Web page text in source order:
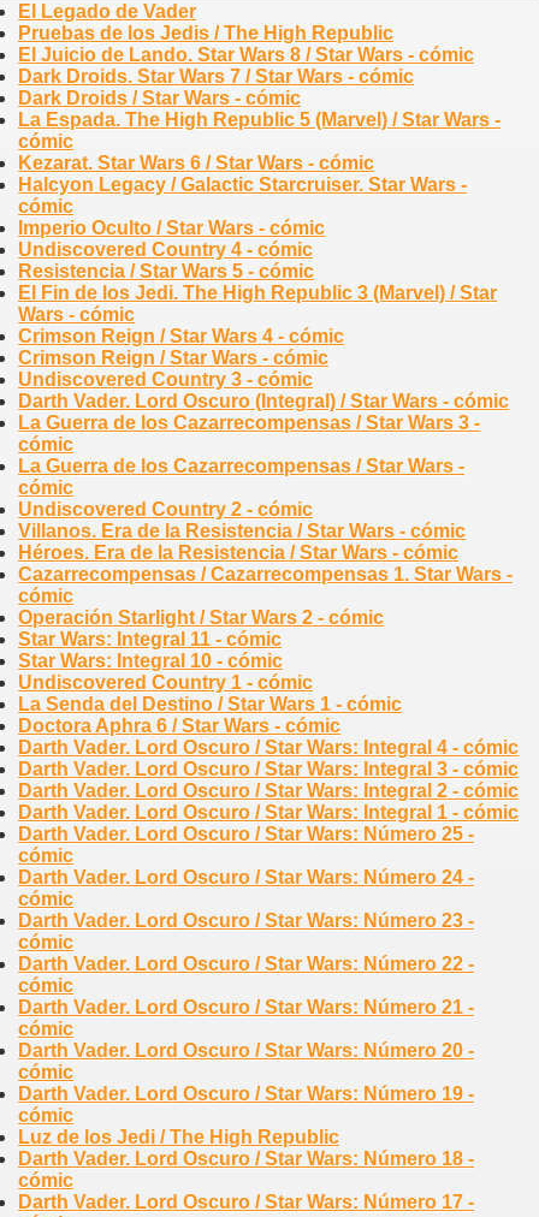
El Legado de Vader
Pruebas de los Jedis / The High Republic
El Juicio de Lando. Star Wars 8 / Star Wars - cómic
Dark Droids. Star Wars 7 / Star Wars - cómic
Dark Droids / Star Wars - cómic
La Espada. The High Republic 5 (Marvel) / Star Wars -
cómic
Kezarat. Star Wars 6 / Star Wars - cómic
Halcyon Legacy / Galactic Starcruiser. Star Wars -
cómic
Imperio Oculto / Star Wars - cómic
Undiscovered Country 4 - cómic
Resistencia / Star Wars 5 - cómic
El Fin de los Jedi. The High Republic 3 (Marvel) / Star
Wars - cómic
Crimson Reign / Star Wars 4 - cómic
Crimson Reign / Star Wars - cómic
Undiscovered Country 3 - cómic
Darth Vader. Lord Oscuro (Integral) / Star Wars - cómic
La Guerra de los Cazarrecompensas / Star Wars 3 -
cómic
La Guerra de los Cazarrecompensas / Star Wars -
cómic
Undiscovered Country 2 - cómic
Villanos. Era de la Resistencia / Star Wars - cómic
Héroes. Era de la Resistencia / Star Wars - cómic
Cazarrecompensas / Cazarrecompensas 1. Star Wars -
cómic
Operación Starlight / Star Wars 2 - cómic
Star Wars: Integral 11 - cómic
Star Wars: Integral 10 - cómic
Undiscovered Country 1 - cómic
La Senda del Destino / Star Wars 1 - cómic
Doctora Aphra 6 / Star Wars - cómic
Darth Vader. Lord Oscuro / Star Wars: Integral 4 - cómic
Darth Vader. Lord Oscuro / Star Wars: Integral 3 - cómic
Darth Vader. Lord Oscuro / Star Wars: Integral 2 - cómic
Darth Vader. Lord Oscuro / Star Wars: Integral 1 - cómic
Darth Vader. Lord Oscuro / Star Wars: Número 25 -
cómic
Darth Vader. Lord Oscuro / Star Wars: Número 24 -
cómic
Darth Vader. Lord Oscuro / Star Wars: Número 23 -
cómic
Darth Vader. Lord Oscuro / Star Wars: Número 22 -
cómic
Darth Vader. Lord Oscuro / Star Wars: Número 21 -
cómic
Darth Vader. Lord Oscuro / Star Wars: Número 20 -
cómic
Darth Vader. Lord Oscuro / Star Wars: Número 19 -
cómic
Luz de los Jedi / The High Republic
Darth Vader. Lord Oscuro / Star Wars: Número 18 -
cómic
Darth Vader. Lord Oscuro / Star Wars: Número 17 -